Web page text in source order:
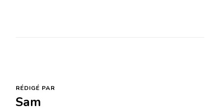
RÉDIGÉ PAR
Sam